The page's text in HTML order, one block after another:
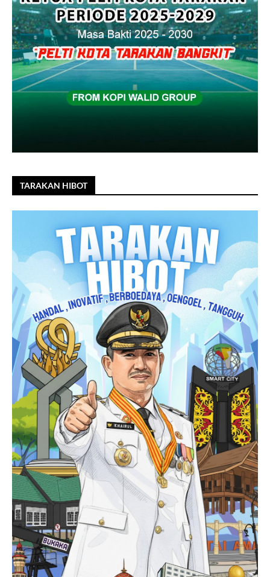
TARAKAN HIBOT